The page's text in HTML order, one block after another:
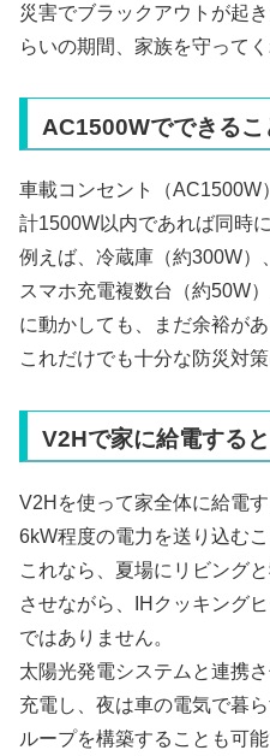
災害でブラックアウトが起
らいの期間、家族を守って
AC1500Wでできるこ
車載コンセント（AC1500W
計1500W以内であれば同時
例えば、冷蔵庫（約300W）
スマホ充電複数台（約50W
に動かしても、まだ余裕があ
これだけでも十分な防災対策
V2Hで家に給電する
V2Hを使って家全体に給電
6kW程度の電力を送り込むこ
これなら、夏場にリビング
させながら、IHクッキング
ではありません。
太陽光発電システムと連携
充電し、夜は車の電気で暮
ループを構築することも可能